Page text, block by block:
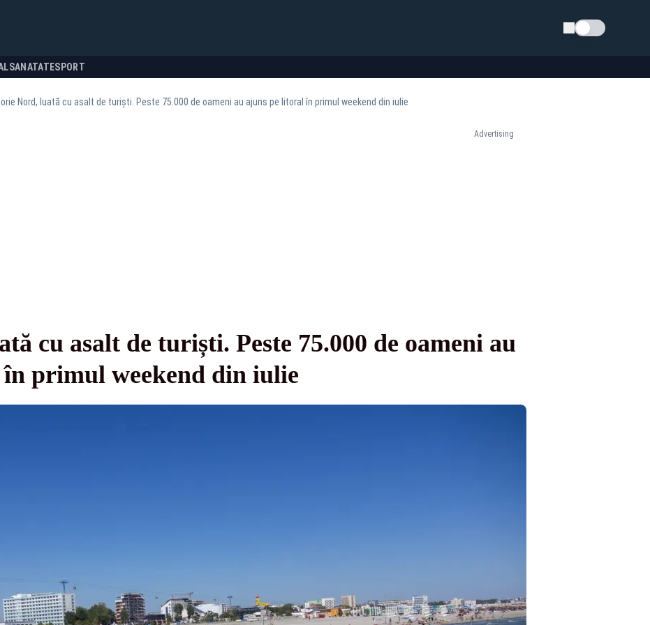
Schimba tema
SANATATESPORT
Nord, luată cu asalt de turiști. Peste 75.000 de oameni au ajuns pe litoral în primul weekend din iulie
Advertising
cu asalt de turiști. Peste 75.000 de oameni au
primul weekend din iulie